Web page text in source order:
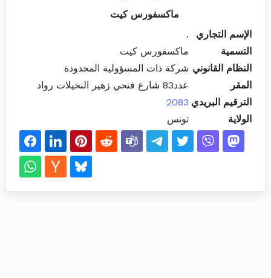
ماكسفورس كيت
الإسم التجاري
.
التسمية
ماكسفورس كيت
النظام القانوني شركة ذات المسؤولية المحدودة
المقر
عدد83 شارع فتحي زهير النخيلات رواد
الترقيم البريدي 2083
الولاية
تونس